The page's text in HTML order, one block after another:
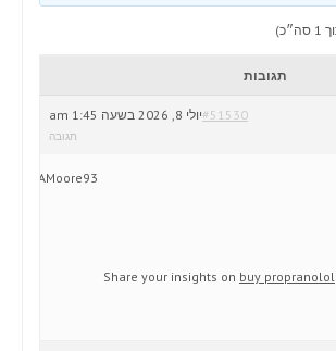
תגובות
יולי 8, 2026 בשעה 1:45 am#51530
תגובה
AMoore93
Share your insights on buy propranolol